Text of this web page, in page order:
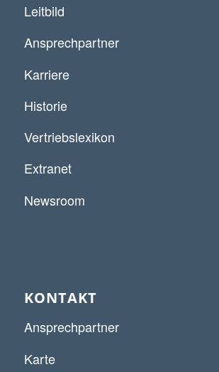
Leitbild
Ansprechpartner
Karriere
Historie
Vertriebslexikon
Extranet
Newsroom
KONTAKT
Ansprechpartner
Karte